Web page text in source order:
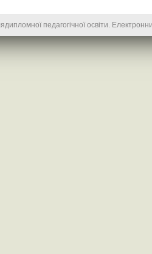
педагогічної освіти.